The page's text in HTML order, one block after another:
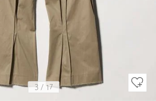
3 / 17
BLACK